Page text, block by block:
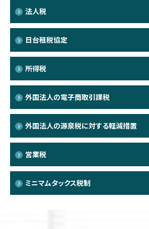
法人税
日台租税協定
所得税
外国法人の電子商取引課税
外国法人の源泉税に対する軽減措置
営業税
ミニマムタックス税制